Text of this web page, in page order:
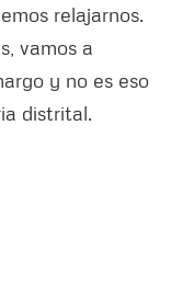
relajarnos.
vamos a
y no es eso
distrital.